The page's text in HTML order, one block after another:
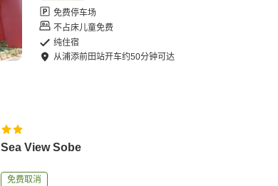
免费停车场
不占床儿童免费
纯住宿
从浦添前田站开车约50分钟可达
Sea View Sobe
免费取消